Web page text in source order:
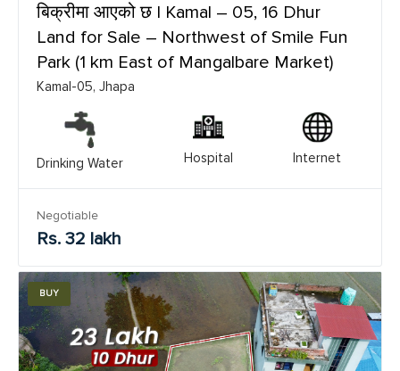
बिक्रीमा आएको छ | Kamal – 05, 16 Dhur
Land for Sale – Northwest of Smile Fun
Park (1 km East of Mangalbare Market)
Kamal-05, Jhapa
Drinking Water Hospital Internet
Negotiable
Rs. 32 lakh
BUY